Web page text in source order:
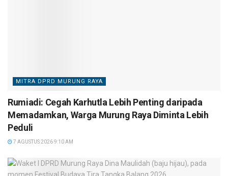
MITRA DPRD MURUNG RAYA
Rumiadi: Cegah Karhutla Lebih Penting daripada
Memadamkan, Warga Murung Raya Diminta Lebih
Peduli
7 AGUSTUS 2026 9:10 AM